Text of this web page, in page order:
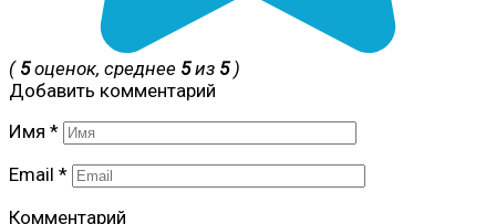
( 5оценок, среднее 5из 5)
Добавить комментарий
Имя *
Email *
Комментарий